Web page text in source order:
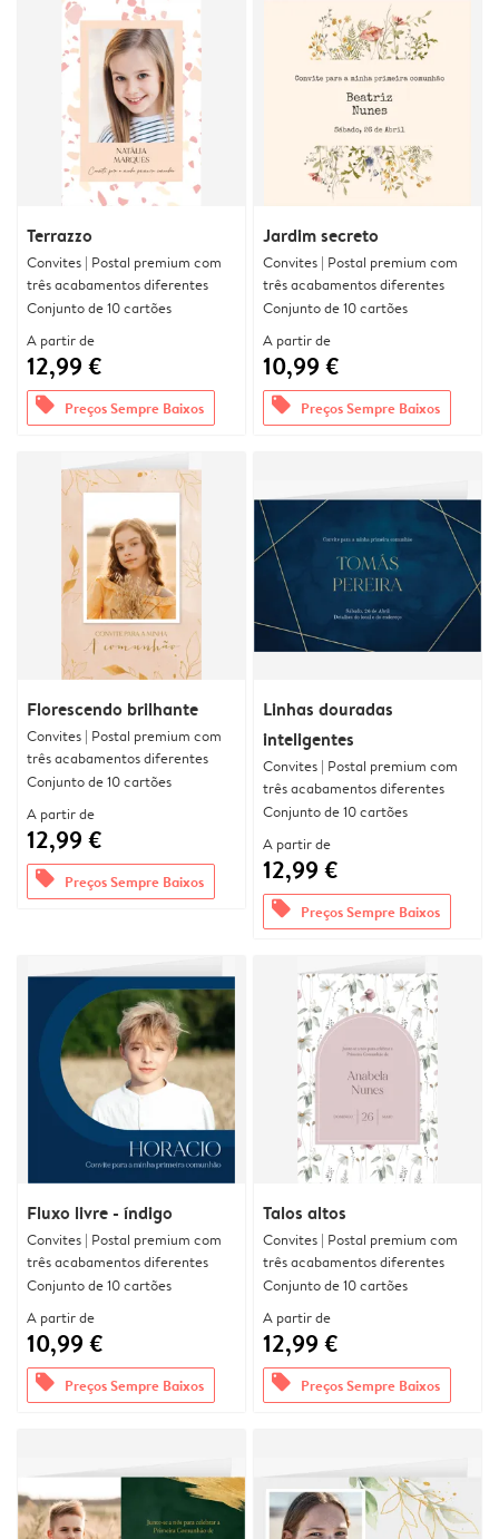
Terrazzo
Convites | Postal premium com
três acabamentos diferentes
Conjunto de 10 cartões
A partir de
12,99 €
offers Preços Sempre Baixos
Jardim secreto
Convites | Postal premium com
três acabamentos diferentes
Conjunto de 10 cartões
A partir de
10,99 €
offers Preços Sempre Baixos
Florescendo brilhante
Convites | Postal premium com
três acabamentos diferentes
Conjunto de 10 cartões
A partir de
12,99 €
offers Preços Sempre Baixos
Linhas douradas
inteligentes
Convites | Postal premium com
três acabamentos diferentes
Conjunto de 10 cartões
A partir de
12,99 €
offers Preços Sempre Baixos
Fluxo livre - índigo
Convites | Postal premium com
três acabamentos diferentes
Conjunto de 10 cartões
A partir de
10,99 €
offers Preços Sempre Baixos
Talos altos
Convites | Postal premium com
três acabamentos diferentes
Conjunto de 10 cartões
A partir de
12,99 €
offers Preços Sempre Baixos